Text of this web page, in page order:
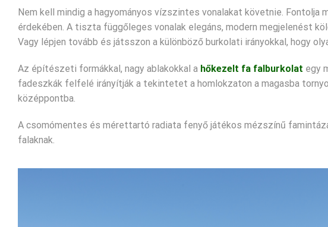
Nem kell mindig a hagyományos vízszintes vonalakat követnie.
érdekében. A tiszta függőleges vonalak elegáns, modern megjelenést
Vagy lépjen tovább és játsszon a különböző burkolati irányokkal, hogy
Az építészeti formákkal, nagy ablakokkal a hőkezelt fa falburkolat egy
fadeszkák felfelé irányítják a tekintetet a homlokzaton a magasba
középpontba.
A csomómentes és mérettartó radiata fenyő játékos mézszínű
falaknak.